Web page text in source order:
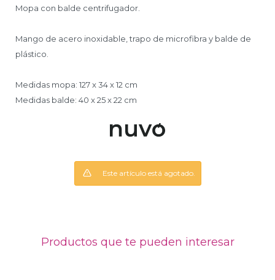
Mopa con balde centrifugador.
Mango de acero inoxidable, trapo de microfibra y balde de
plástico.
Medidas mopa: 127 x 34 x 12 cm
Medidas balde: 40 x 25 x 22 cm
Este artículo está agotado.
Productos que te pueden interesar